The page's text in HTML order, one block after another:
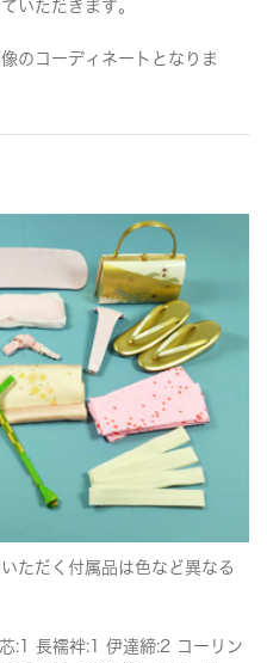
いただきます。
のコーディネートとなりま
ただく付属品は色など異なる
:1 長襦袢:1 伊達締:2 コーリン